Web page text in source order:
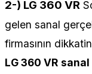
2-) LG 360 VR
gelen sanal
firmasının
LG 360 VR